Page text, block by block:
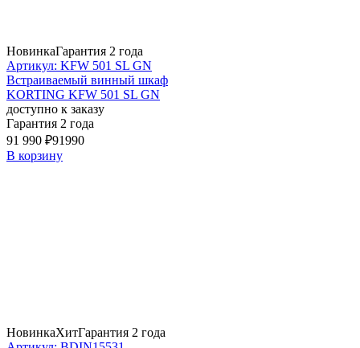
НовинкаГарантия 2 года
Артикул: KFW 501 SL GN
Встраиваемый винный шкаф
KORTING KFW 501 SL GN
доступно к заказу
Гарантия 2 года
91 990 ₽91990
В корзину
НовинкаХитГарантия 2 года